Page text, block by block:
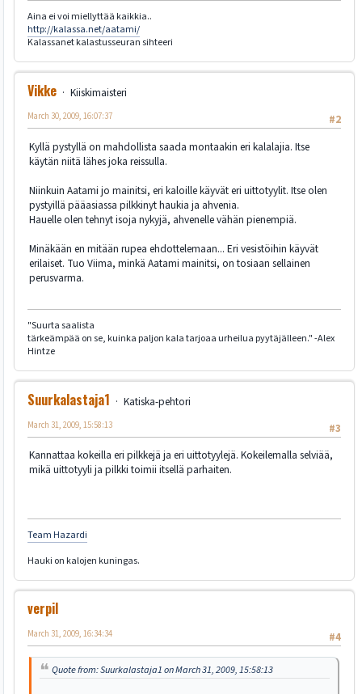
Aina ei voi miellyttää kaikkia..
http://kalassa.net/aatami/
Kalassanet kalastusseuran sihteeri
Vikke
Kiiskimaisteri
#2
March 30, 2009, 16:07:37
Kyllä pystyllä on mahdollista saada montaakin eri kalalajia. Itse
käytän niitä lähes joka reissulla.
Niinkuin Aatami jo mainitsi, eri kaloille käyvät eri uittotyylit. Itse olen
pystyillä pääasiassa pilkkinyt haukia ja ahvenia.
Hauelle olen tehnyt isoja nykyjä, ahvenelle vähän pienempiä.
Minäkään en mitään rupea ehdottelemaan... Eri vesistöihin käyvät
erilaiset. Tuo Viima, minkä Aatami mainitsi, on tosiaan sellainen
perusvarma.
"Suurta saalista
tärkeämpää on se, kuinka paljon kala tarjoaa urheilua pyytäjälleen." -Alex
Hintze
Suurkalastaja1
Katiska-pehtori
#3
March 31, 2009, 15:58:13
Kannattaa kokeilla eri pilkkejä ja eri uittotyylejä. Kokeilemalla selviää,
mikä uittotyyli ja pilkki toimii itsellä parhaiten.
Team Hazardi
Hauki on kalojen kuningas.
verpil
#4
March 31, 2009, 16:34:34
Quote from: Suurkalastaja1 on March 31, 2009, 15:58:13